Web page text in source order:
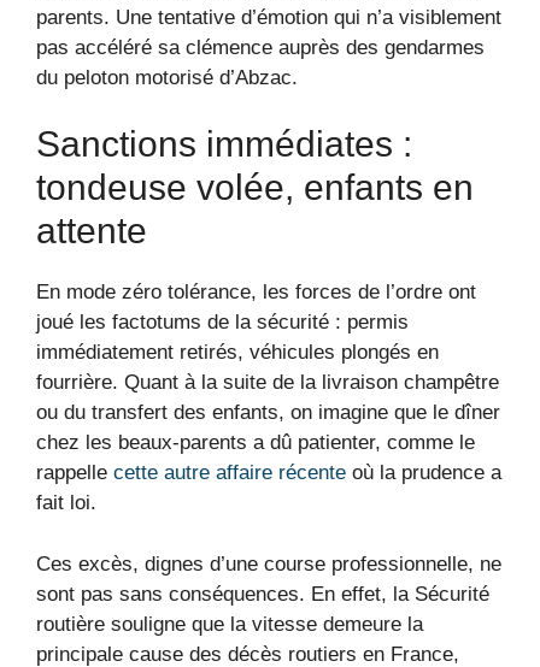
parents. Une tentative d’émotion qui n’a visiblement
pas accéléré sa clémence auprès des gendarmes
du peloton motorisé d’Abzac.
Sanctions immédiates :
tondeuse volée, enfants en
attente
En mode zéro tolérance, les forces de l’ordre ont
joué les factotums de la sécurité : permis
immédiatement retirés, véhicules plongés en
fourrière. Quant à la suite de la livraison champêtre
ou du transfert des enfants, on imagine que le dîner
chez les beaux-parents a dû patienter, comme le
rappelle cette autre affaire récente où la prudence a
fait loi.
Ces excès, dignes d’une course professionnelle, ne
sont pas sans conséquences. En effet, la Sécurité
routière souligne que la vitesse demeure la
principale cause des décès routiers en France,